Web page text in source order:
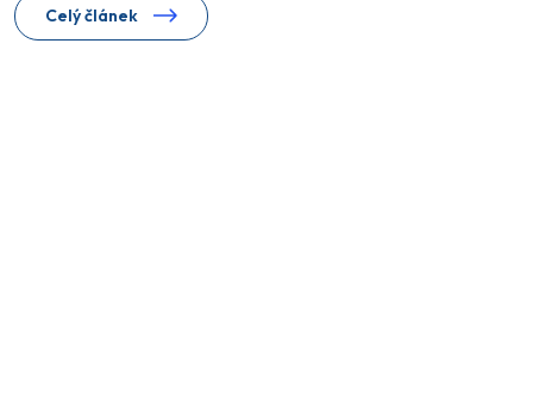
Celý článek